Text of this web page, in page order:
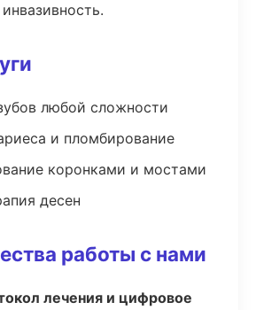
любой сложности
и пломбирование
коронками и мостами
десен
работы с нами
лечения и цифровое